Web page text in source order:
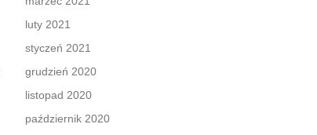
luty 2021
styczeń 2021
grudzień 2020
listopad 2020
październik 2020